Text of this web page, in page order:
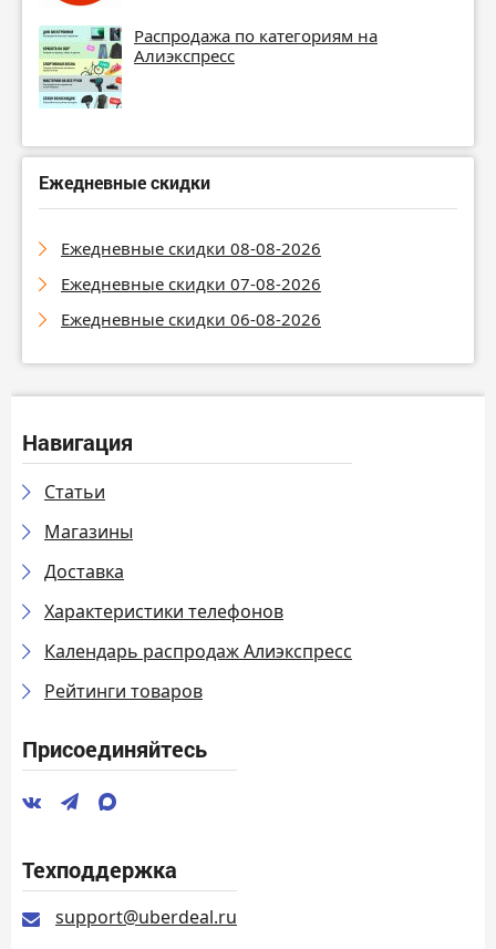
Распродажа по категориям на
Алиэкспресс
Ежедневные скидки
Ежедневные скидки 08-08-2026
Ежедневные скидки 07-08-2026
Ежедневные скидки 06-08-2026
Навигация
Статьи
Магазины
Доставка
Характеристики телефонов
Календарь распродаж Алиэкспресс
Рейтинги товаров
Присоединяйтесь
Техподдержка
support@uberdeal.ru